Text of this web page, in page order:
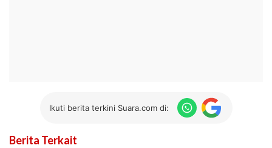
Ikuti berita terkini Suara.com di:
Berita Terkait